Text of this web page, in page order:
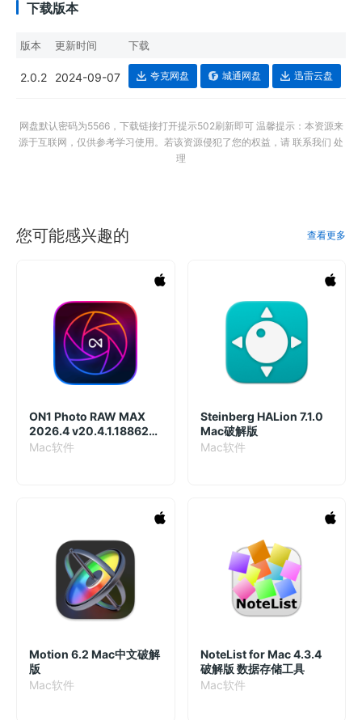
下载版本
版本 更新时间 下载
2.0.2 2024-09-07 夸克网盘 城通网盘 迅雷云盘
网盘默认密码为5566，下载链接打开提示502刷新即可 温馨提示：本资源来
源于互联网，仅供参考学习使用。若该资源侵犯了您的权益，请 联系我们 处
理
您可能感兴趣的 查看更多
ON1 Photo RAW MAX
2026.4 v20.4.1.18862
Mac中文破解版
Mac软件
Steinberg HALion 7.1.0
Mac破解版
Mac软件
Motion 6.2 Mac中文破解
版
Mac软件
NoteList for Mac 4.3.4
破解版 数据存储工具
Mac软件